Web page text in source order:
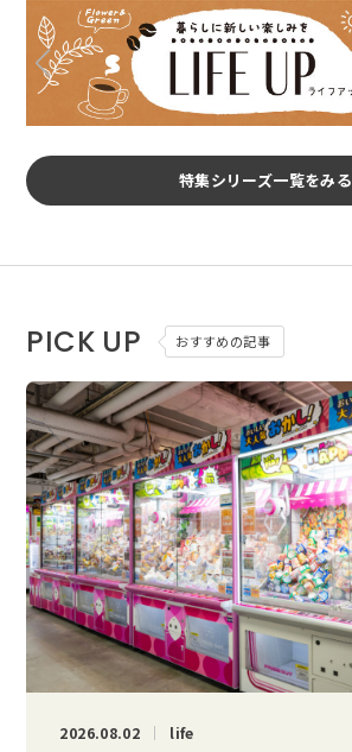
特集シリーズ一覧をみる
PICK UP おすすめの記事
2026.08.02 life